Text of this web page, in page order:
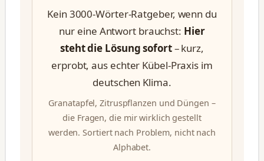
Kein 3000-Wörter-Ratgeber, wenn du
nur eine Antwort brauchst: Hier
steht die Lösung sofort– kurz,
erprobt, aus echter Kübel-Praxis im
deutschen Klima.
Granatapfel, Zitruspflanzen und Düngen –
die Fragen, die mir wirklich gestellt
werden. Sortiert nach Problem, nicht nach
Alphabet.